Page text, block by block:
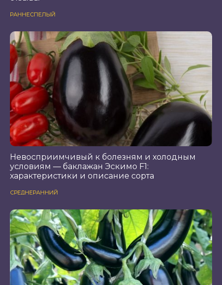
РАННЕСПЕЛЫЙ
Невосприимчивый к болезням и холодным
условиям — баклажан Эскимо F1:
характеристики и описание сорта
СРЕДНЕРАННИЙ